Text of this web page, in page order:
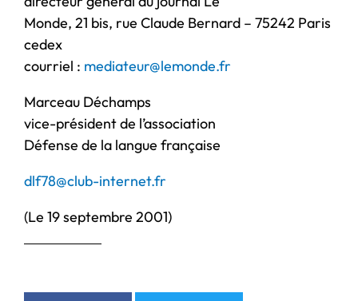
Monde, 21 bis, rue Claude Bernard – 75242 Paris
cedex
courriel : mediateur@lemonde.fr
Marceau Déchamps
vice-président de l’association
Défense de la langue française
dlf78@club-internet.fr
(Le 19 septembre 2001)